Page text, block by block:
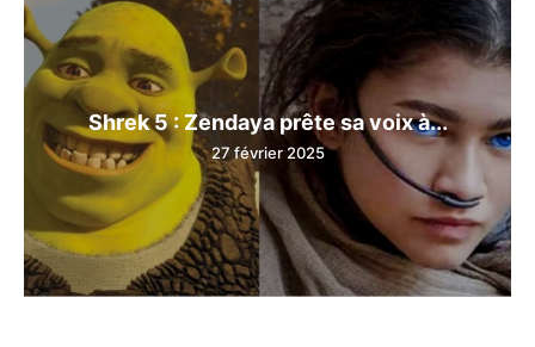
Shrek 5 : Zendaya prête sa voix à...
27 février 2025